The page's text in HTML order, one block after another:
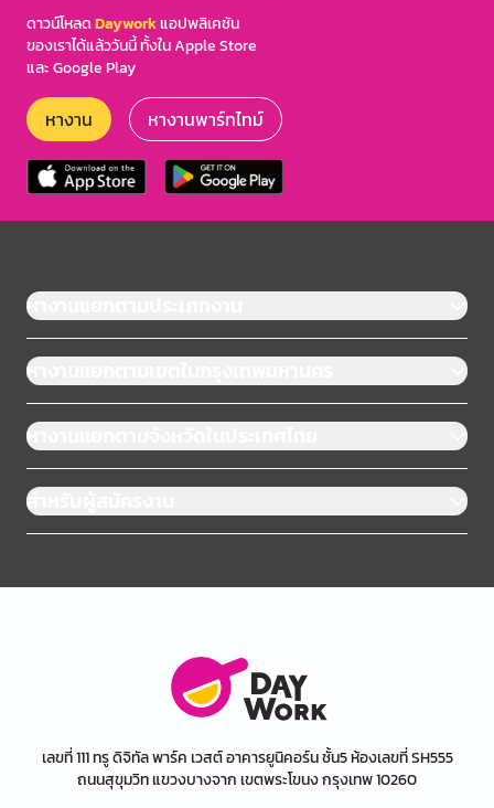
ดาวน์โหลดDayworkแอปพลิเคชัน
ของเราได้แล้ววันนี้ ทั้งใน Apple Store
และ Google Play
หางาน หางานพาร์ทไทม์
หางานแยกตามประเภทงาน
หางานแยกตามเขตในกรุงเทพมหานคร
หางานแยกตามจังหวัดในประเทศไทย
สำหรับผู้สมัครงาน
เลขที่ 111 ทรู ดิจิทัล พาร์ค เวสต์ อาคารยูนิคอร์น ชั้น5 ห้องเลขที่ SH555
ถนนสุขุมวิท แขวงบางจาก เขตพระโขนง กรุงเทพ 10260